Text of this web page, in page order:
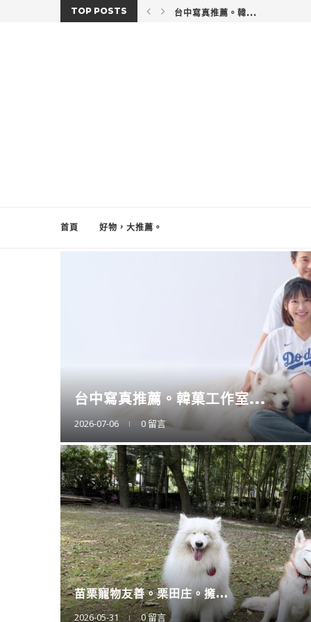
TOP POSTS 台中寫真推薦。韓...
首頁 好物，大推薦。
擴充大空間。
2025-12-12 0 留言
廚房神隊友登場
2025-11-11 0 留言